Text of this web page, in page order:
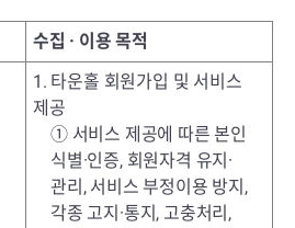
수집 · 이용 목적
1. 타운홀 회원가입 및 서비스
제공
① 서비스 제공에 따른 본인
식별·인증, 회원자격 유지·
관리, 서비스 부정이용 방지,
각종 고지·통지, 고충처리,